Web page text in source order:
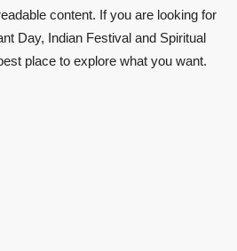
content. If you are looking for
Day, Indian Festival and Spiritual
place to explore what you want.